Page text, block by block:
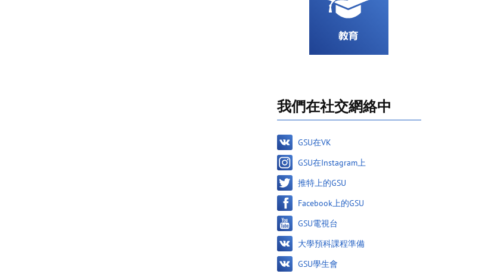
我們在社交網絡中
GSU在VK
GSU在Instagram上
推特上的GSU
Facebook上的GSU
GSU電視台
大學預科課程準備
GSU學生會